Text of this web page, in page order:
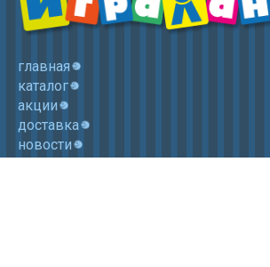
главная
каталог
акции
доставка
новости